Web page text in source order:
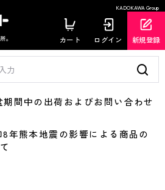
KADOKAWA Group
カート ログイン 新規登録
間中の出荷およびお問い合わせ
熊本地震の影響による商品の